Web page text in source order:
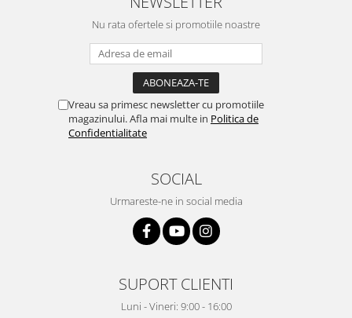
Nu rata ofertele si promotiile noastre
Vreau sa primesc newsletter cu promotiile
magazinului. Afla mai multe in Politica de
Confidentialitate
SOCIAL
Urmareste-ne in social media
SUPORT CLIENTI
Luni - Vineri: 9:00 - 16:00